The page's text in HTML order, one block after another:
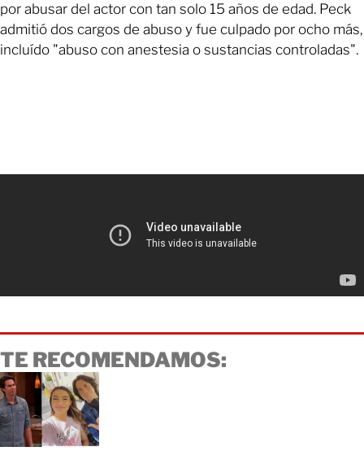
por abusar del actor con tan solo 15 años de edad. Peck
admitió dos cargos de abuso y fue culpado por ocho más,
incluído "abuso con anestesia o sustancias controladas".
TE RECOMENDAMOS: